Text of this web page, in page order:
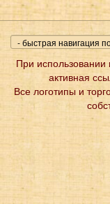
При
активная
Все логотипы и